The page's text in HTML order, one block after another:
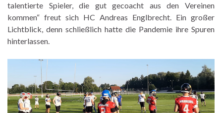
talentierte Spieler, die gut gecoacht aus den Vereinen
kommen“ freut sich HC Andreas Englbrecht. Ein großer
Lichtblick, denn schließlich hatte die Pandemie ihre Spuren
hinterlassen.